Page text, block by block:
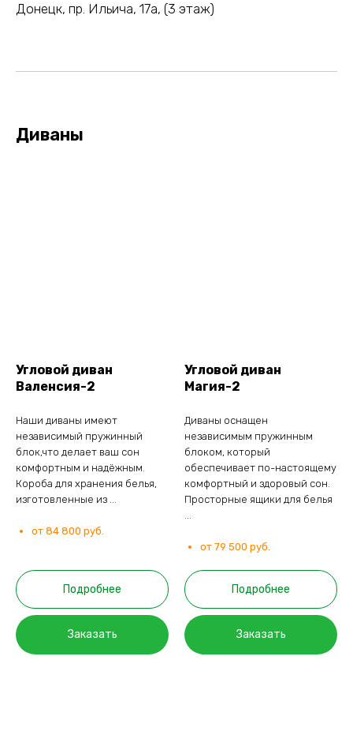
Донецк, пр. Ильича, 17а, (3 этаж)
Диваны
Угловой диван
Валенсия-2
Наши диваны имеют
независимый пружинный
блок,что делает ваш сон
комфортным и надёжным.
Короба для хранения белья,
изготовленные из ...
от 84 800 руб.
Подробнее
Заказать
Угловой диван
Магия-2
Диваны оснащен
независимым пружинным
блоком, который
обеспечивает по-настоящему
комфортный и здоровый сон.
Просторные ящики для белья
от 79 500 руб.
Подробнее
Заказать